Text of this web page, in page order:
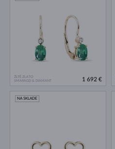
ŽLTÉ ZLATO
SMARAGD & DIAMANT
1 692 €
NA SKLADE